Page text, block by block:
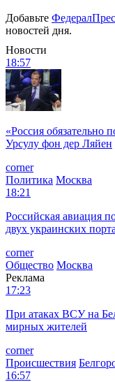
Добавьте
новостей дня.
Новости
18:57
«Россия обязательно
Урсулу фон дер Ляйен
corner
Политика Москва
18:21
Российская авиация
двух украинских
corner
Общество Москва
Реклама
17:23
При атаках ВСУ на
мирных жителей
corner
Происшествия
16:57